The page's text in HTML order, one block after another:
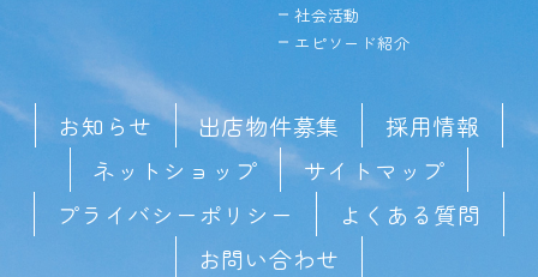
社会活動
エピソード紹介
お知らせ 出店物件募集
採用情報
ネットショップ
サイトマップ
プライバシーポリシー
よくある質問
お問い合わせ